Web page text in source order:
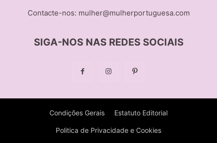
Contacte-nos: mulher@mulherportuguesa.com
SIGA-NOS NAS REDES SOCIAIS
Condições Gerais Estatuto Editorial
Politica de Privacidade e Cookies